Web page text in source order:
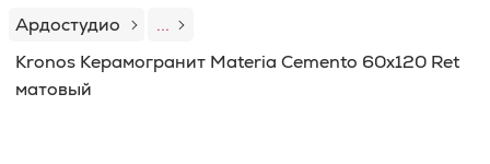
Ардостудио
...
Kronos Керамогранит Materia Cemento 60x120 Ret
матовый